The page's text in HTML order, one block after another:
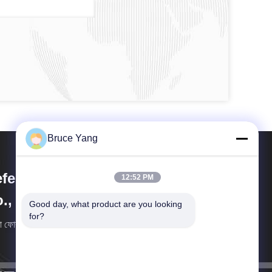
Lithium Energy Technology
Ltd
এবং গল্ফ কার্টের জন্য অনেক ধরনের লিথিয়াম ব্যাটারি সরবরাহ
Bruce Yang
12:52 PM
Good day, what product are you looking
for?